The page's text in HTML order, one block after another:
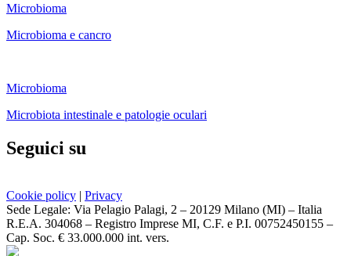
Microbioma
Microbioma e cancro
Microbioma
Microbiota intestinale e patologie oculari
Seguici su
Cookie policy | Privacy
Sede Legale: Via Pelagio Palagi, 2 – 20129 Milano (MI) – Italia
R.E.A. 304068 – Registro Imprese MI, C.F. e P.I. 00752450155 –
Cap. Soc. € 33.000.000 int. vers.